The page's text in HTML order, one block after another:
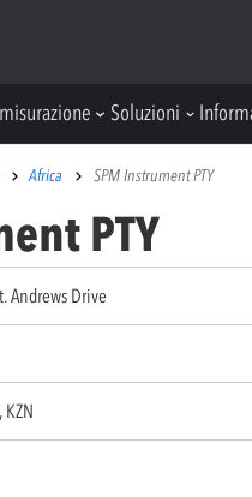
Soluzioni
Africa SPM Instrument PTY
PTY
Andrews Drive